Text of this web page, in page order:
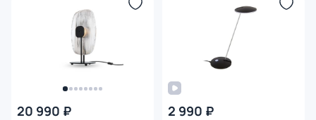
20 990 ₽ 2 990 ₽